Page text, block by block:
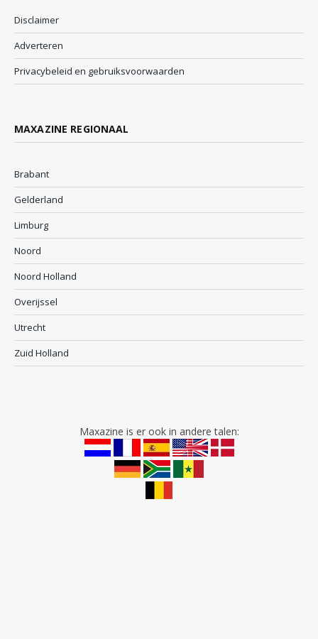
Disclaimer
Adverteren
Privacybeleid en gebruiksvoorwaarden
MAXAZINE REGIONAAL
Brabant
Gelderland
Limburg
Noord
Noord Holland
Overijssel
Utrecht
Zuid Holland
Maxazine is er ook in andere talen: